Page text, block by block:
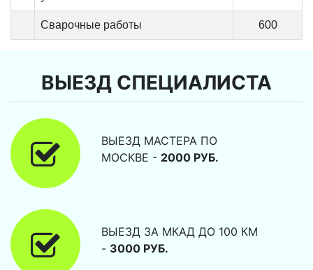
Сварочные работы 600
ВЫЕЗД СПЕЦИАЛИСТА
ВЫЕЗД МАСТЕРА ПО
МОСКВЕ - 2000 РУБ.
ВЫЕЗД ЗА МКАД ДО 100 КМ
- 3000 РУБ.